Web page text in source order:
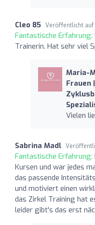
Cleo 85 Veröffentlicht auf
Fantastische Erfahrung:
Trainerin. Hat sehr viel
Maria-
Frauen
Vielen
Sabrina Madl
Fantastische Erfahrung:
Kursen und war jedes
das passende
und motiviert einen
das Zirkel Training hat
leider gibt's das erst